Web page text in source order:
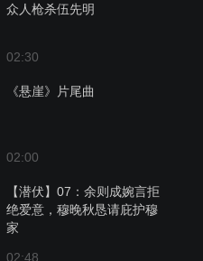
众人枪杀伍先明
02:30
《悬崖》片尾曲
02:00
【潜伏】07：余则成婉言拒
绝爱意，穆晚秋恳请庇护穆
家
02:48